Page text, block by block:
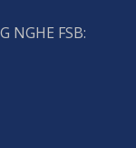
NGHE FSB: